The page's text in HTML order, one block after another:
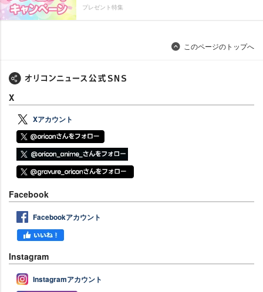
プレゼント特集
このページのトップへ
X
Xアカウント
Facebook
Facebookアカウント
Instagram
Instagramアカウント